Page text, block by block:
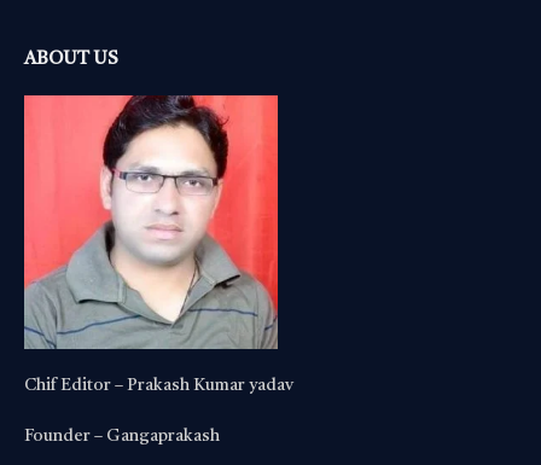
ABOUT US
Chif Editor – Prakash Kumar yadav
Founder – Gangaprakash